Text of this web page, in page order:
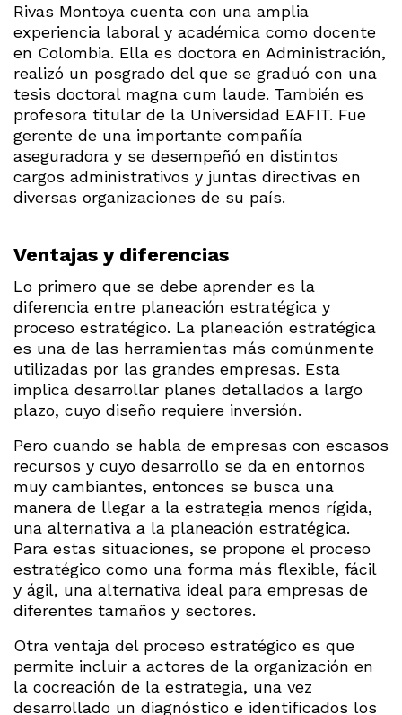
Rivas Montoya cuenta con una amplia
experiencia laboral y académica como docente
en Colombia. Ella es doctora en Administración,
realizó un posgrado del que se graduó con una
tesis doctoral magna cum laude. También es
profesora titular de la Universidad EAFIT. Fue
gerente de una importante compañía
aseguradora y se desempeñó en distintos
cargos administrativos y juntas directivas en
diversas organizaciones de su país.
Ventajas y diferencias
Lo primero que se debe aprender es la
diferencia entre planeación estratégica y
proceso estratégico. La planeación estratégica
es una de las herramientas más comúnmente
utilizadas por las grandes empresas. Esta
implica desarrollar planes detallados a largo
plazo, cuyo diseño requiere inversión.
Pero cuando se habla de empresas con escasos
recursos y cuyo desarrollo se da en entornos
muy cambiantes, entonces se busca una
manera de llegar a la estrategia menos rígida,
una alternativa a la planeación estratégica.
Para estas situaciones, se propone el proceso
estratégico como una forma más flexible, fácil
y ágil, una alternativa ideal para empresas de
diferentes tamaños y sectores.
Otra ventaja del proceso estratégico es que
permite incluir a actores de la organización en
la cocreación de la estrategia, una vez
desarrollado un diagnóstico e identificados los